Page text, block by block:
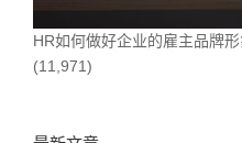
HR如何做好企业的雇主品牌
(11,971)